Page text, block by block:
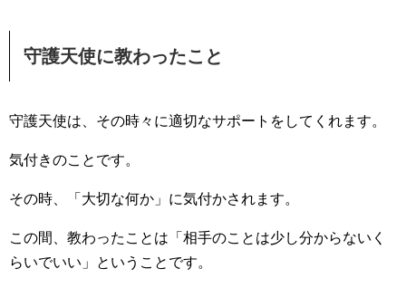
守護天使に教わったこと
守護天使は、その時々に適切なサポートをしてくれます。
気付きのことです。
その時、「大切な何か」に気付かされます。
この間、教わったことは「相手のことは少し分からないく
らいでいい」ということです。